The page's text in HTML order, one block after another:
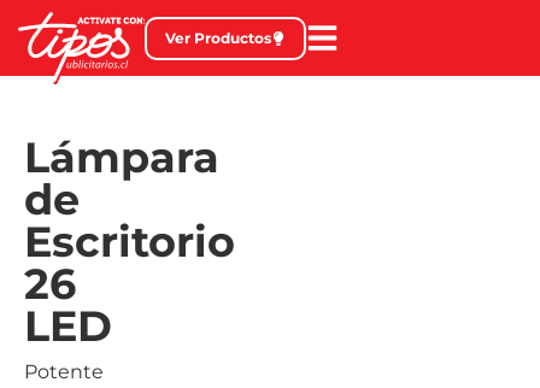
Ver Productos
Lámpara
de
Escritorio
26
LED
Potente